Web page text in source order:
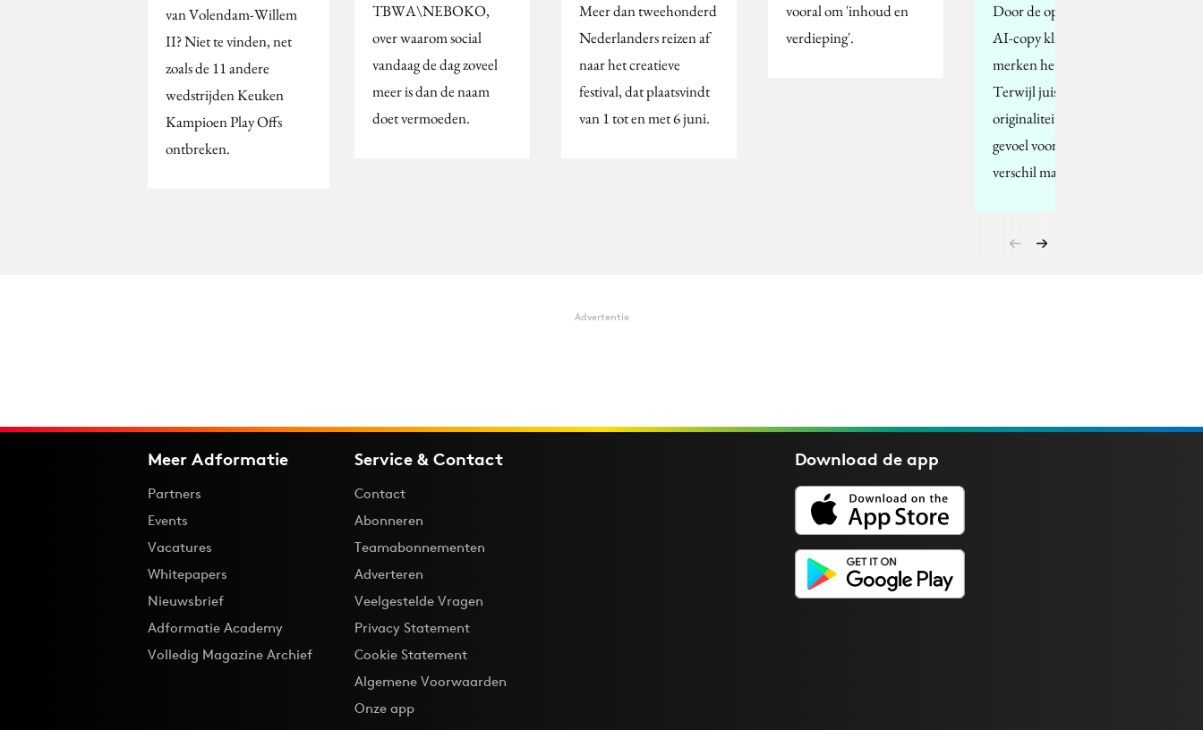
van Volendam-Willem
II? Niet te vinden, net
zoals de 11 andere
wedstrijden Keuken
Kampioen Play Offs
ontbreken.
TBWA\NEBOKO,
over waarom social
vandaag de dag zoveel
meer is dan de naam
doet vermoeden.
Meer dan tweehonderd
Nederlanders reizen af
naar het creatieve
festival, dat plaatsvindt
van 1 tot en met 6 juni.
vooral om 'inhoud en
verdieping'.
Door de opmars van
AI-copy klinken veel
merken hetzelfde.
Terwijl juist
originaliteit, nuance en
gevoel voor taal het
verschil maken.
Advertentie
Meer Adformatie
Partners
Events
Vacatures
Whitepapers
Nieuwsbrief
Adformatie Academy
Volledig Magazine Archief
Service & Contact
Contact
Abonneren
Teamabonnementen
Adverteren
Veelgestelde Vragen
Privacy Statement
Cookie Statement
Algemene Voorwaarden
Onze app
Download deapp